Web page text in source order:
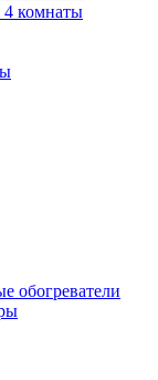
4 комнаты
обогреватели